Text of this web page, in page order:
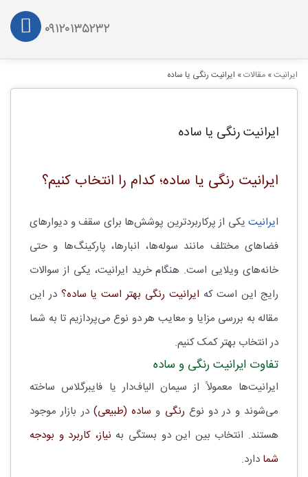
۰۹۱۲۰۱۳۵۲۳۲
ایرانیت» مقالات» ایرانیت رنگی یا ساده
ایرانیت رنگی یا ساده
ایرانیت رنگی یا ساده؛ کدام را انتخاب کنیم؟
ایرانیت یکی از پرکاربردترین پوشش‌ها برای سقف و دیوارهای
فضاهای مختلف مانند سوله‌ها، انبارها، پارکینگ‌ها و حتی
خانه‌های ویلایی است. هنگام خرید ایرانیت، یکی از سوالات
رایج این است که ایرانیت رنگی بهتر است یا ساده؟ در این
مقاله به بررسی مزایا و معایب هر دو نوع می‌پردازیم تا به شما
در انتخاب بهتر کمک کنیم.
تفاوت ایرانیت رنگی و ساده
ایرانیت‌ها معمولاً از سیمان الیاف‌دار یا فایبرگلاس ساخته
می‌شوند و در دو نوع رنگی و ساده (طبیعی) در بازار موجود
هستند. انتخاب بین این دو بستگی به نیاز، کاربرد و بودجه
شما دارد.